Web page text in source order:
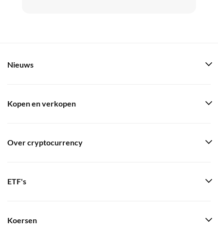
Nieuws
Kopen en verkopen
Over cryptocurrency
ETF's
Koersen